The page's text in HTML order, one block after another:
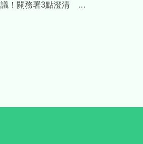
議！關務署3點澄清